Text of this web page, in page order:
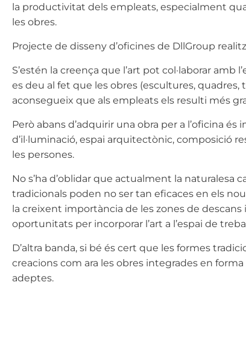
la productivitat dels empleats, especialment
les obres.
Projecte de disseny d’oficines de DllGroup
S’estén la creença que l’art pot col·laborar
es deu al fet que les obres (escultures,
aconsegueix que als empleats els resulti més
Però abans d’adquirir una obra per a l’oficina
d’il·luminació, espai arquitectònic, composició
les persones.
No s’ha d’oblidar que actualment la naturalesa
tradicionals poden no ser tan eficaces en els
la creixent importància de les zones de
oportunitats per incorporar l’art a l’espai de
D’altra banda, si bé és cert que les formes
creacions com ara les obres integrades en
adeptes.